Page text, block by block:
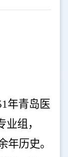
年青岛医
组，
年历史。